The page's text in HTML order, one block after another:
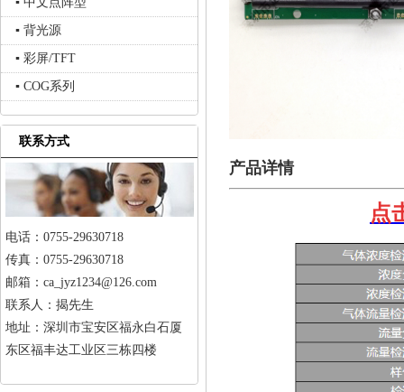
产品详情
点
▪ 背光源
▪ 彩屏/TFT
▪ COG系列
联系方式
电话：0755-29630718
传真：0755-29630718
邮箱：ca_jyz1234@126.com
联系人：揭先生
地址：深圳市宝安区福永白石厦
东区福丰达工业区三栋四楼